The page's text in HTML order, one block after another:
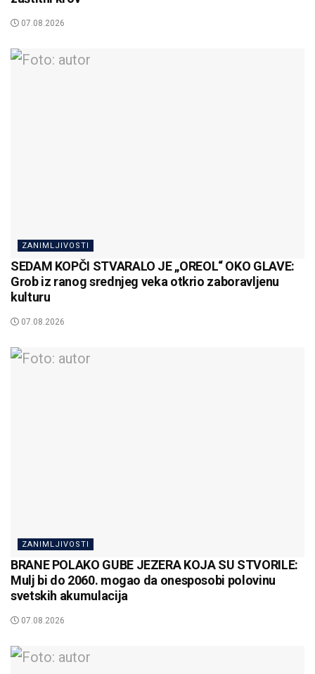
07.08.2026
ZANIMLJIVOSTI
SEDAM KOPČI STVARALO JE „OREOL“ OKO GLAVE:
Grob iz ranog srednjeg veka otkrio zaboravljenu
kulturu
07.08.2026
ZANIMLJIVOSTI
BRANE POLAKO GUBE JEZERA KOJA SU STVORILE:
Mulj bi do 2060. mogao da onesposobi polovinu
svetskih akumulacija
07.08.2026